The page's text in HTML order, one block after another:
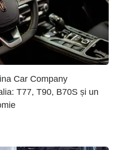
Car Company
T77, T90, B70S și un